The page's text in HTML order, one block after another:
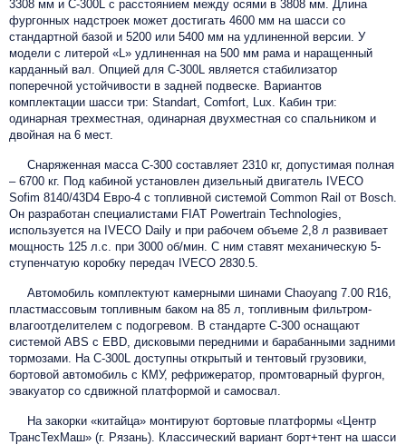
3308 мм и C-300L с расстоянием между осями в 3808 мм. Длина
фургонных надстроек может достигать 4600 мм на шасси со
стандартной базой и 5200 или 5400 мм на удлиненной версии. У
модели с литерой «L» удлиненная на 500 мм рама и наращенный
карданный вал. Опцией для C-300L является стабилизатор
поперечной устойчивости в задней подвеске. Вариантов
комплектации шасси три: Standart, Comfort, Lux. Кабин три:
одинарная трехместная, одинарная двухместная со спальником и
двойная на 6 мест.
Снаряженная масса С-300 составляет 2310 кг, допустимая полная
– 6700 кг. Под кабиной установлен дизельный двигатель IVECO
Sofim 8140/43D4 Евро-4 c топливной системой Common Rail от Bosch.
Он разработан специалистами FIAT Powertrain Technologies,
используется на IVECO Daily и при рабочем объеме 2,8 л развивает
мощность 125 л.с. при 3000 об/мин. С ним ставят механическую 5-
ступенчатую коробку передач IVECO 2830.5.
Автомобиль комплектуют камерными шинами Chaoyang 7.00 R16,
пластмассовым топливным баком на 85 л, топливным фильтром-
влагоотделителем с подогревом. В стандарте C-300 оснащают
системой ABS с EBD, дисковыми передними и барабанными задними
тормозами. На C-300L доступны открытый и тентовый грузовики,
бортовой автомобиль с КМУ, рефрижератор, промтоварный фургон,
эвакуатор со сдвижной платформой и самосвал.
На закорки «китайца» монтируют бортовые платформы «Центр
ТрансТехМаш» (г. Рязань). Классический вариант борт+тент на шасси